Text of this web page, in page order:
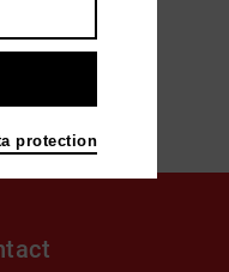
protection